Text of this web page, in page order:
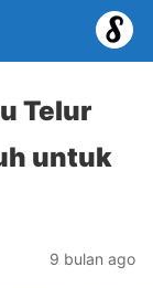
Telur
untuk
9 bulan ago